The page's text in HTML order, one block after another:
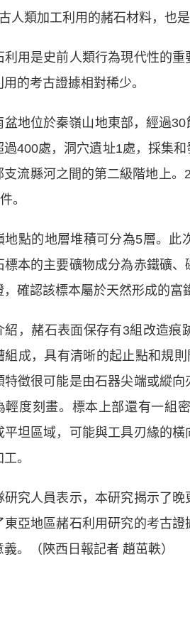
人類加工利用的赭石材料，也
是史前人類行為現代性的重
的考古證據相對稀少。
位於秦嶺山地東部，經過30
過400處，洞穴遺址1處，採集
支流縣河之間的第二級階地上
。
的地層堆積可分為5層。此
標本的主要礦物成分為赤鐵礦
確認該標本屬於天然形成的富
赭石表面保存有3組改造痕
組成，具有清晰的起止點和規
特徵很可能是由石器尖端或縱
輕度刻畫。標本上部還有一組
平坦區域，可能與工具刃緣的
。
人員表示，本研究揭示了晚
東亞地區赭石利用研究的考古
。（陝西日報記者 趙茁軼）